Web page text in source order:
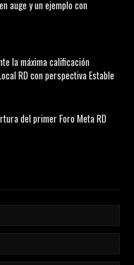
auge y un ejemplo con
la máxima calificación
RD con perspectiva Estable
del primer Foro Meta RD